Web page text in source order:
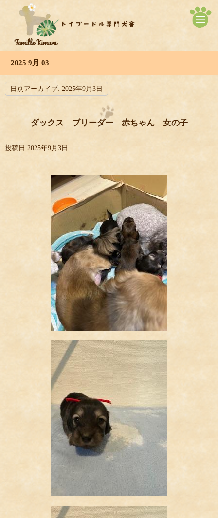
2025 9月 03
日別アーカイブ: 2025年9月3日
ダックス ブリーダー 赤ちゃん 女の子
投稿日 2025年9月3日